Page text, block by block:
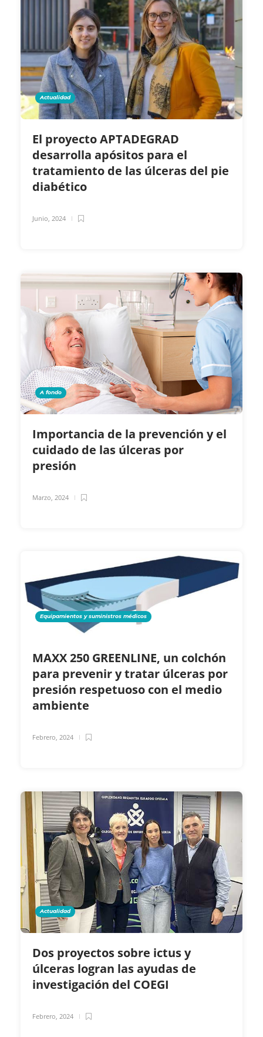
Actualidad
El proyecto APTADEGRAD
desarrolla apósitos para el
tratamiento de las úlceras del pie
diabético
Junio, 2024
A fondo
Importancia de la prevención y el
cuidado de las úlceras por
presión
Marzo, 2024
Equipamientos y suministros médicos
MAXX 250 GREENLINE, un colchón
para prevenir y tratar úlceras por
presión respetuoso con el medio
ambiente
Febrero, 2024
Actualidad
Dos proyectos sobre ictus y
úlceras logran las ayudas de
investigación del COEGI
Febrero, 2024